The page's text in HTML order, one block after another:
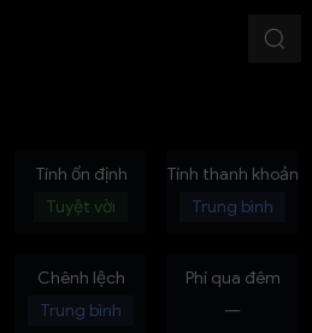
Tính ổn định
Tuyệt vời
Tính thanh khoản
Trung bình
Chênh lệch
Trung bình
Phí qua đêm
---